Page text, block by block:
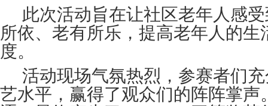
此次活动旨在让社区老年人感
所依、老有所乐，提高老年人的生
度。
活动现场气氛热烈，参赛者们
艺水平，赢得了观众们的阵阵掌声